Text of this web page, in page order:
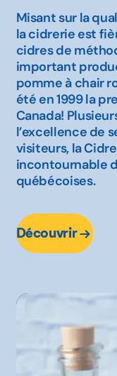
Misant sur la
la cidrerie est
cidres de
important
pomme à chair
été en 1999 la
Canada!
l’excellence de
visiteurs, la
incontournable
québécoises.
Découvrir